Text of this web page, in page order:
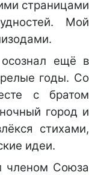
страницами
Мой
ещё в
годы. Со
с братом
город и
стихами,
идеи.
членом Союза